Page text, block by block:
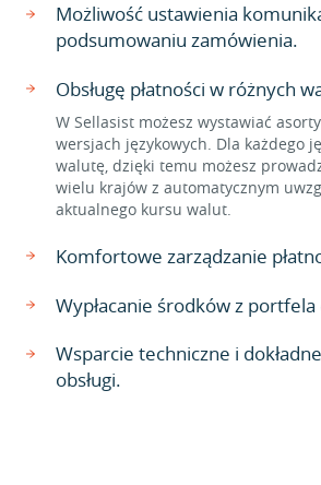
Możliwość ustawienia
podsumowaniu zamówienia.
Obsługę płatności w różnych
W Sellasist możesz wystawiać
wersjach językowych. Dla każdego
walutę, dzięki temu możesz
wielu krajów z automatycznym
aktualnego kursu walut.
Komfortowe zarządzanie
Wypłacanie środków z portfela
Wsparcie techniczne i
obsługi.